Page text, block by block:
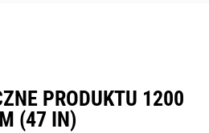
PRODUKTU 1200
(47 IN)